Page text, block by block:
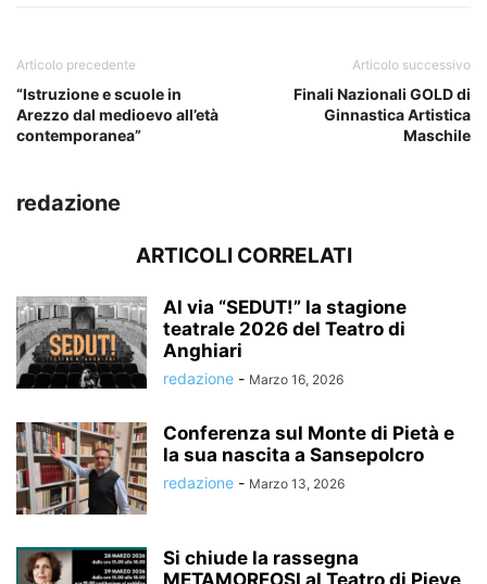
Articolo precedente
“Istruzione e scuole in
Arezzo dal medioevo all’età
contemporanea”
Articolo successivo
Finali Nazionali GOLD di
Ginnastica Artistica
Maschile
redazione
ARTICOLI CORRELATI
Al via “SEDUT!” la stagione
teatrale 2026 del Teatro di
Anghiari
redazione - Marzo 16, 2026
Conferenza sul Monte di Pietà e
la sua nascita a Sansepolcro
redazione - Marzo 13, 2026
Si chiude la rassegna
METAMORFOSI al Teatro di Pieve